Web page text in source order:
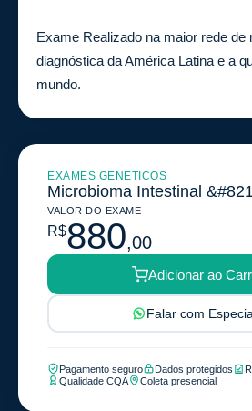
Exame Realizado na maior rede de
diagnóstica da América Latina e a
mundo.
EXAMES GENETICOS
Microbioma Intestinal
VALOR DO EXAME
R$880,00
Adicionar ao
Falar com
Pagamento seguro Dados protegidos
Qualidade CQA
Coleta presencial